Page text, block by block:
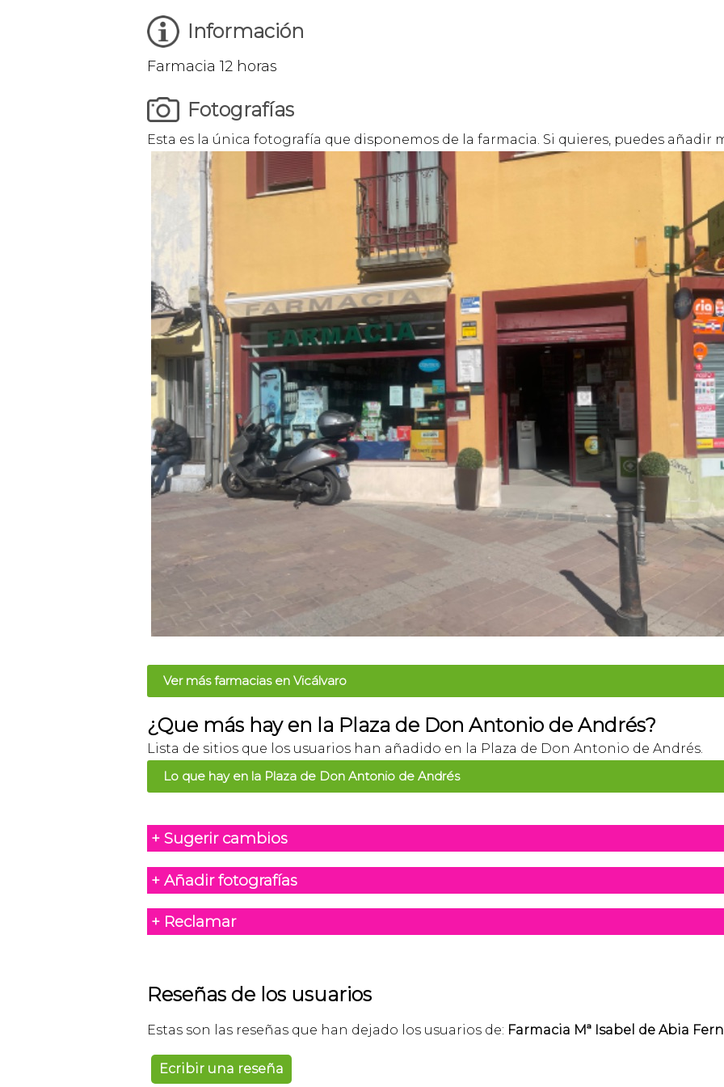
Información
Farmacia 12 horas
Fotografías
Esta es la única fotografía que disponemos de la farmacia. Si quieres, puedes añadir
Ver más farmacias en Vicálvaro
¿Que más hay en la Plaza de Don Antonio de Andrés?
Lista de sitios que los usuarios han añadido en la Plaza de Don Antonio de Andrés.
Lo que hay en la Plaza de Don Antonio de Andrés
+ Sugerir cambios
+ Añadir fotografías
+ Reclamar
Reseñas de los usuarios
Estas son las reseñas que han dejado los usuarios de: Farmacia Mª Isabel de Abia
Ecribir una reseña